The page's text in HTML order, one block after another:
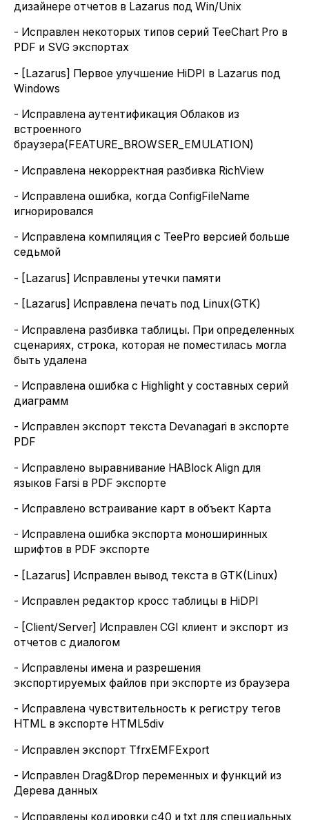
дизайнере отчетов в Lazarus под Win/Unix
- Исправлен некоторых типов серий TeeChart Pro в
PDF и SVG экспортах
- [Lazarus] Первое улучшение HiDPI в Lazarus под
Windows
- Исправлена аутентификация Облаков из
встроенного
браузера(FEATURE_BROWSER_EMULATION)
- Исправлена некорректная разбивка RichView
- Исправлена ошибка, когда ConfigFileName
игнорировался
- Исправлена компиляция с TeePro версией больше
седьмой
- [Lazarus] Исправлены утечки памяти
- [Lazarus] Исправлена печать под Linux(GTK)
- Исправлена разбивка таблицы. При определенных
сценариях, строка, которая не поместилась могла
быть удалена
- Исправлена ошибка с Highlight у составных серий
диаграмм
- Исправлен экспорт текста Devanagari в экспорте
PDF
- Исправлено выравнивание HABlock Align для
языков Farsi в PDF экспорте
- Исправлено встраивание карт в объект Карта
- Исправлена ошибка экспорта моноширинных
шрифтов в PDF экспорте
- [Lazarus] Исправлен вывод текста в GTK(Linux)
- Исправлен редактор кросс таблицы в HiDPI
- [Client/Server] Исправлен CGI клиент и экспорт из
отчетов с диалогом
- Исправлены имена и разрешения
экспортируемых файлов при экспорте из браузера
- Исправлена чувствительность к регистру тегов
HTML в экспорте HTML5div
- Исправлен экспорт TfrxEMFExport
- Исправлен Drag&Drop переменных и функций из
Дерева данных
- Исправлены кодировки c40 и txt для специальных